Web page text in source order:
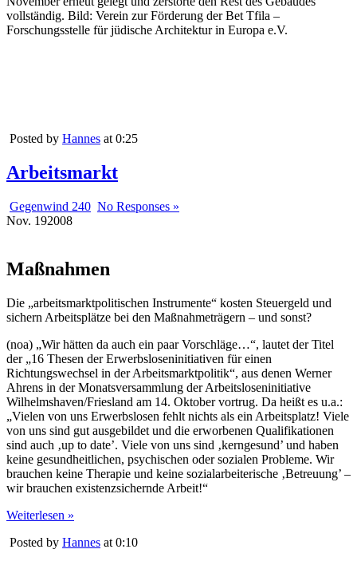
vollständig. Bild: Verein zur Förderung der Bet Tfila –
Forschungsstelle für jüdische Architektur in Europa e.V.
Posted by Hannes at 0:25
Arbeitsmarkt
Gegenwind 240 No Responses »
Nov. 192008
Maßnahmen
Die „arbeitsmarktpolitischen Instrumente“ kosten Steuergeld und
sichern Arbeitsplätze bei den Maßnahmeträgern – und sonst?
(noa) „Wir hätten da auch ein paar Vorschläge…“, lautet der Titel
der „16 Thesen der Erwerbsloseninitiativen für einen
Richtungswechsel in der Arbeitsmarktpolitik“, aus denen Werner
Ahrens in der Monatsversammlung der Arbeitsloseninitiative
Wilhelmshaven/Friesland am 14. Oktober vortrug. Da heißt es u.a.:
„Vielen von uns Erwerbslosen fehlt nichts als ein Arbeitsplatz! Viele
von uns sind gut ausgebildet und die erworbenen Qualifikationen
sind auch ‚up to date’. Viele von uns sind ‚kerngesund’ und haben
keine gesundheitlichen, psychischen oder sozialen Probleme. Wir
brauchen keine Therapie und keine sozialarbeiterische ‚Betreuung’ –
wir brauchen existenzsichernde Arbeit!“
Weiterlesen »
Posted by Hannes at 0:10